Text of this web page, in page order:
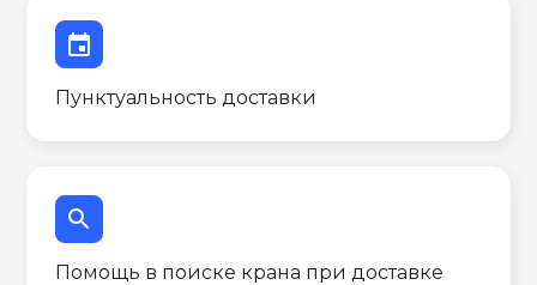
event
Пунктуальность доставки
search
Помощь в поиске крана при доставке